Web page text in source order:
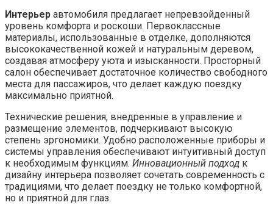
Интерьер автомобиля предлагает непревзойденный
уровень комфорта и роскоши. Первоклассные
материалы, использованные в отделке, дополняются
высококачественной кожей и натуральным деревом,
создавая атмосферу уюта и изысканности. Просторный
салон обеспечивает достаточное количество свободного
места для пассажиров, что делает каждую поездку
максимально приятной.
Технические решения, внедренные в управление и
размещение элементов, подчеркивают высокую
степень эргономики. Удобно расположенные приборы и
системы управления обеспечивают интуитивный доступ
к необходимым функциям. Инновационный подход к
дизайну интерьера позволяет сочетать современность с
традициями, что делает поездку не только комфортной,
но и приятной для глаз.